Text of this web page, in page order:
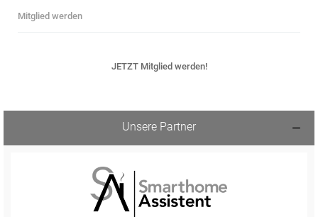
Mitglied werden
JETZT Mitglied werden!
Unsere Partner